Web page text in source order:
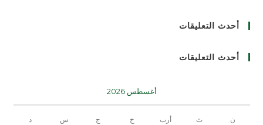
أحدث التعليقات
أحدث التعليقات
أغسطس 2026
ن ث أرب خ ج س د